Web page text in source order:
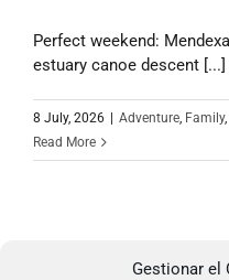
Gestionar el
Perfect weekend:
estuary canoe descent [...]
8 July, 2026 Adventure, Family,
Read More